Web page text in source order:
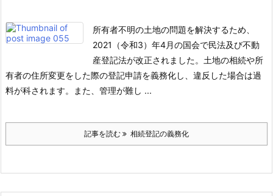
所有者不明の土地の問題を解決するため、
2021（令和3）年4月の国会で民法及び不動
産登記法が改正されました。 土地の相続や所
有者の住所変更をした際の登記申請を義務化し、違反した場合は過
料が科されます。
また、管理が難し ...
記事を読む 相続登記の義務化